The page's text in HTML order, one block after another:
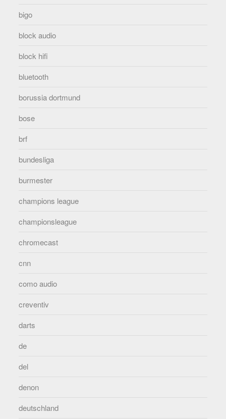
bigo
block audio
block hifi
bluetooth
borussia dortmund
bose
brf
bundesliga
burmester
champions league
championsleague
chromecast
cnn
como audio
creventiv
darts
de
del
denon
deutschland